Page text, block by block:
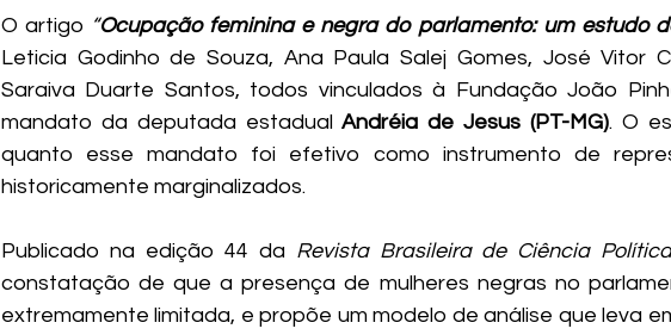
O artigo “Ocupação feminina e negra do parlamento: um estudo
Leticia Godinho de Souza, Ana Paula Salej Gomes, José Vitor
Saraiva Duarte Santos, todos vinculados à Fundação João
mandato da deputada estadual Andréia de Jesus (PT-MG). O
quanto esse mandato foi efetivo como instrumento de
historicamente marginalizados.
Publicado na edição 44 da Revista Brasileira de Ciência
constatação de que a presença de mulheres negras no
extremamente limitada, e propõe um modelo de análise que leva